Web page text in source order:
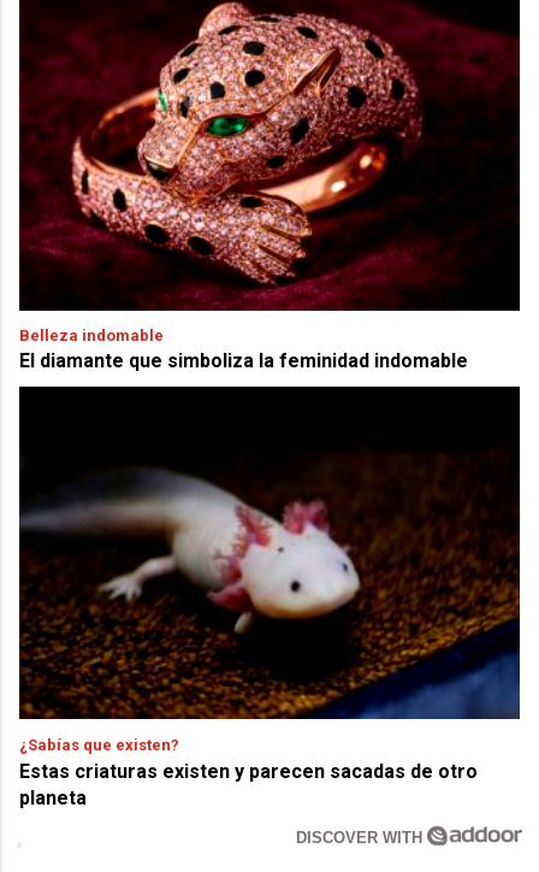
Belleza indomable
El diamante que simboliza la feminidad indomable
¿Sabías que existen?
Estas criaturas existen y parecen sacadas de otro
planeta
DISCOVER WITH